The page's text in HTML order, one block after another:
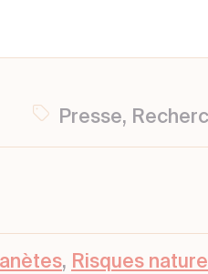
Presse,
, Risques